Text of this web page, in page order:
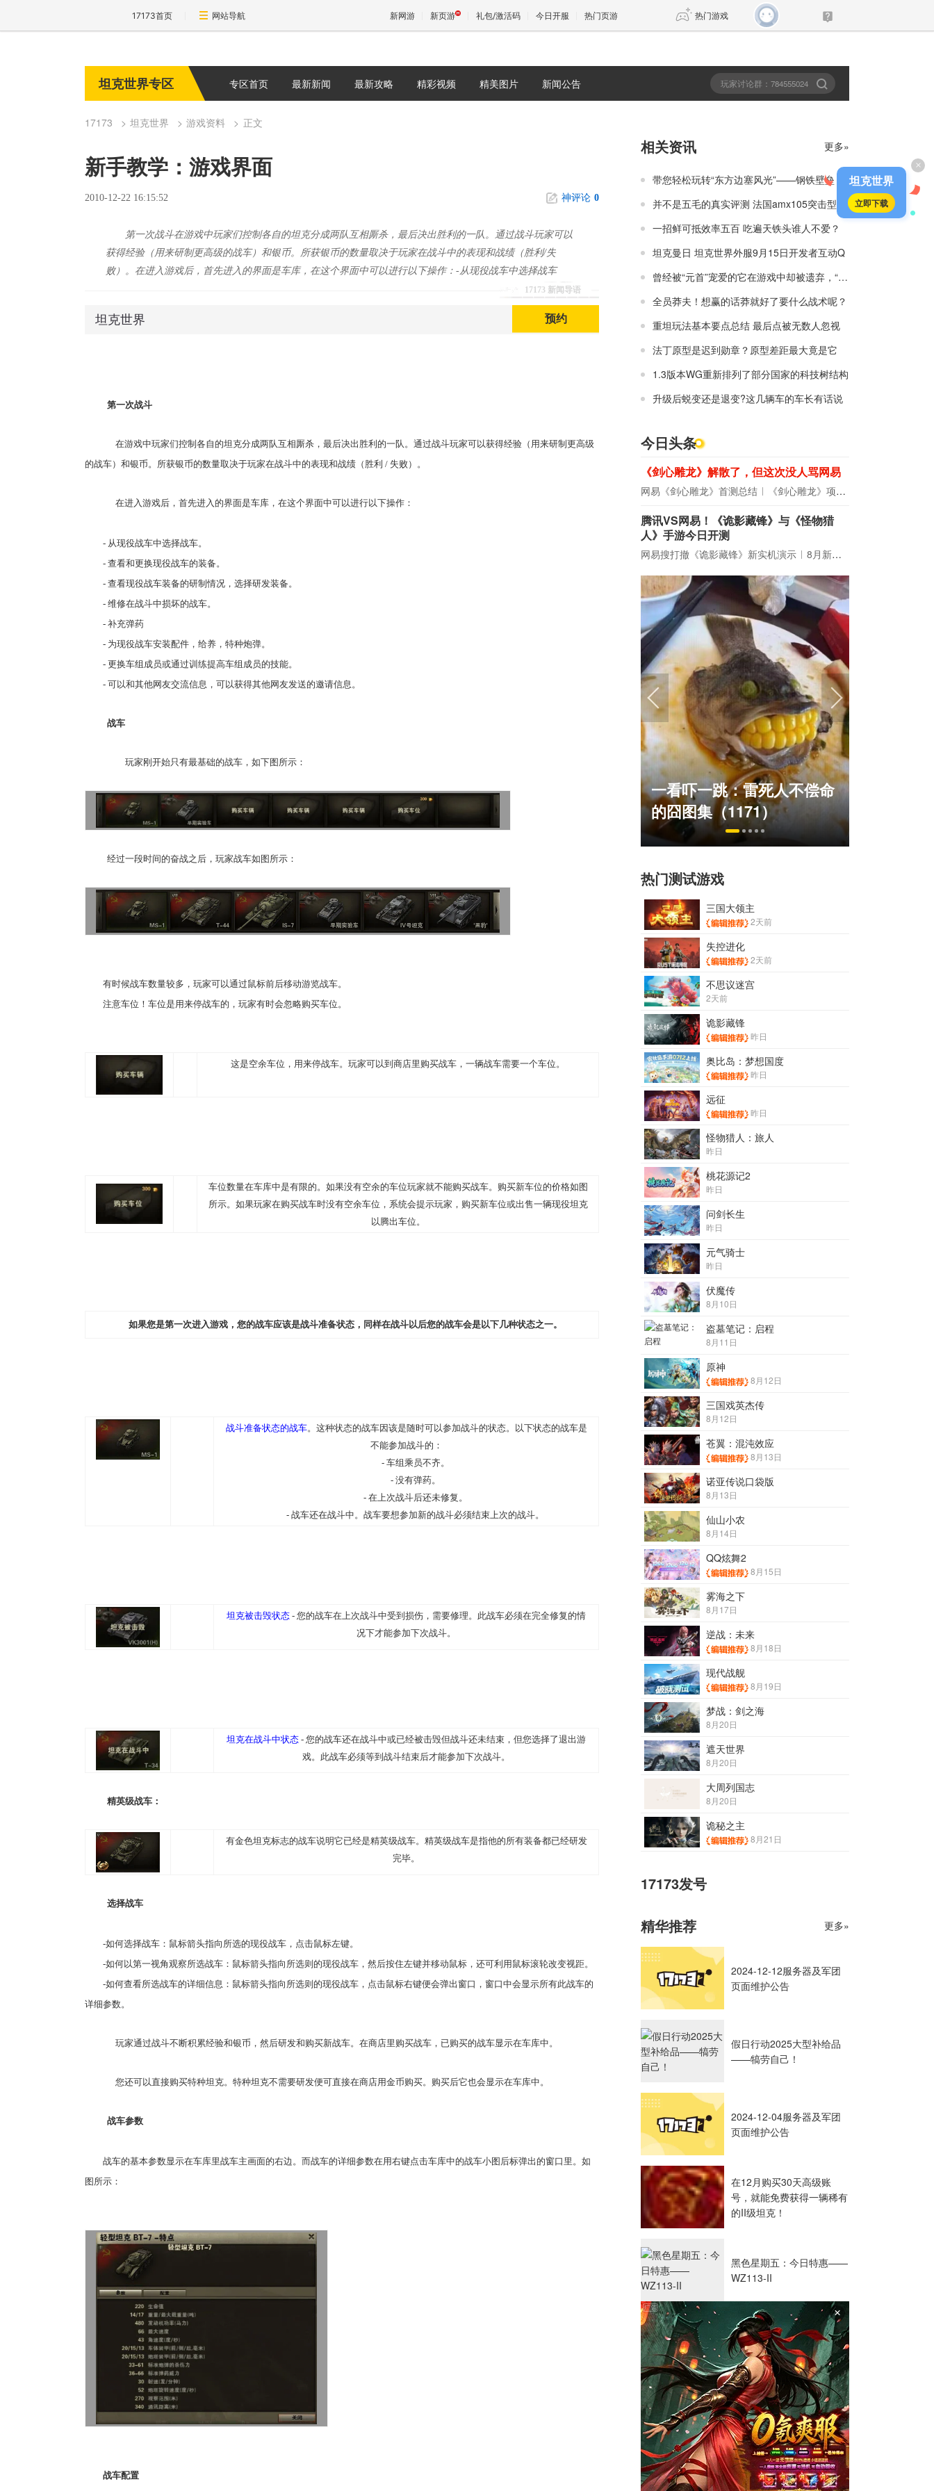
17173首页 网站导航 新网游 新页游 礼包/激活码 今日开服 热门页游 热门游戏
传奇4
坦克世界专区 专区首页 最新新闻 最新攻略 精彩视频 精美图片 新闻公告
17173 坦克世界 游戏资料 正文
新手教学：游戏界面
2010-12-22 16:15:52 神评论 0
17173 新闻导语
第一次战斗在游戏中玩家们控制各自的坦克分成两队互相厮杀，最后决出胜利的一队。通过战斗玩家可以
获得经验（用来研制更高级的战车）和银币。所获银币的数量取决于玩家在战斗中的表现和战绩（胜利/失
败）。在进入游戏后，首先进入的界面是车库，在这个界面中可以进行以下操作：-从现役战车中选择战车
坦克世界 预约
第一次战斗
在游戏中玩家们控制各自的坦克分成两队互相厮杀，最后决出胜利的一队。通过战斗玩家可以获得经验（用来研制更高级
的战车）和银币。所获银币的数量取决于玩家在战斗中的表现和战绩（胜利 / 失败）。
在进入游戏后，首先进入的界面是车库，在这个界面中可以进行以下操作：
- 从现役战车中选择战车。
- 查看和更换现役战车的装备。
- 查看现役战车装备的研制情况，选择研发装备。
- 维修在战斗中损坏的战车。
- 补充弹药
- 为现役战车安装配件，给养，特种炮弹。
- 更换车组成员或通过训练提高车组成员的技能。
- 可以和其他网友交流信息，可以获得其他网友发送的邀请信息。
战车
玩家刚开始只有最基础的战车，如下图所示：
经过一段时间的奋战之后，玩家战车如图所示：
有时候战车数量较多，玩家可以通过鼠标前后移动游览战车。
注意车位！车位是用来停战车的，玩家有时会忽略购买车位。
这是空余车位，用来停战车。玩家可以到商店里购买战车，一辆战车需要一个车位。
车位数量在车库中是有限的。如果没有空余的车位玩家就不能购买战车。购买新车位的价格如图
所示。如果玩家在购买战车时没有空余车位，系统会提示玩家，购买新车位或出售一辆现役坦克
以腾出车位。
如果您是第一次进入游戏，您的战车应该是战斗准备状态，同样在战斗以后您的战车会是以下几种状态之一。
战斗准备状态的战车。这种状态的战车因该是随时可以参加战斗的状态。以下状态的战车是
不能参加战斗的：
- 车组乘员不齐。
- 没有弹药。
- 在上次战斗后还未修复。
- 战车还在战斗中。战车要想参加新的战斗必须结束上次的战斗。
坦克被击毁状态 - 您的战车在上次战斗中受到损伤，需要修理。此战车必须在完全修复的情
况下才能参加下次战斗。
坦克在战斗中状态 - 您的战车还在战斗中或已经被击毁但战斗还未结束，但您选择了退出游
戏。此战车必须等到战斗结束后才能参加下次战斗。
精英级战车：
有金色坦克标志的战车说明它已经是精英级战车。精英级战车是指他的所有装备都已经研发
完毕。
选择战车
-如何选择战车：鼠标箭头指向所选的现役战车，点击鼠标左键。
-如何以第一视角观察所选战车：鼠标箭头指向所选则的现役战车，然后按住左键并移动鼠标，还可利用鼠标滚轮改变视距。
-如何查看所选战车的详细信息：鼠标箭头指向所选则的现役战车，点击鼠标右键便会弹出窗口，窗口中会显示所有此战车的
详细参数。
玩家通过战斗不断积累经验和银币，然后研发和购买新战车。在商店里购买战车，已购买的战车显示在车库中。
您还可以直接购买特种坦克。特种坦克不需要研发便可直接在商店用金币购买。购买后它也会显示在车库中。
战车参数
战车的基本参数显示在车库里战车主画面的右边。而战车的详细参数在用右键点击车库中的战车小图后标弹出的窗口里。如
图所示：
战车配置
相关资讯 更多»
带您轻松玩转“东方边塞风光”——钢铁壁垒！
并不是五毛的真实评测 法国amx105突击型
一招鲜可抵效率五百 吃遍天铁头谁人不爱？
坦克曼日 坦克世界外服9月15日开发者互动Q
曾经被“元首”宠爱的它在游戏中却被遗弃，“废铁南”or“南哥”？！
全员莽夫！想赢的话莽就好了要什么战术呢？
重坦玩法基本要点总结 最后点被无数人忽视
法丁原型是迟到勋章？原型差距最大竟是它
1.3版本WG重新排列了部分国家的科技树结构
升级后蜕变还是退变?这几辆车的车长有话说
今日头条
《剑心雕龙》解散了，但这次没人骂网易
网易《剑心雕龙》首测总结 《剑心雕龙》项目宣布解散
腾讯VS网易！《诡影藏锋》与《怪物猎
人》手游今日开测
网易搜打撤《诡影藏锋》新实机演示 8月新游前瞻：《诡秘之主》领衔
17周年庆典 争霸赛大区火
爆开启
一看吓一跳：雷死人不偿命
的囧图集（1171）
绅士日报：国游泳装皮涩度
拉爆了！大雷熟女上演蒙眼
play
热门测试游戏
三国大领主
2天前
失控进化
2天前
不思议迷宫
2天前
诡影藏锋
昨日
奥比岛：梦想国度
昨日
远征
昨日
怪物猎人：旅人
昨日
桃花源记2
昨日
问剑长生
昨日
元气骑士
昨日
伏魔传
8月10日
盗墓笔记：启程
8月11日
原神
8月12日
三国戏英杰传
8月12日
苍翼：混沌效应
8月13日
诺亚传说口袋版
8月13日
仙山小农
8月14日
QQ炫舞2
8月15日
雾海之下
8月17日
逆战：未来
8月18日
现代战舰
8月19日
梦战：剑之海
8月20日
遮天世界
8月20日
大周列国志
8月20日
诡秘之主
8月21日
17173发号
精华推荐 更多»
2024-12-12服务器及军团
页面维护公告
假日行动2025大型补给品
——犒劳自己！
2024-12-04服务器及军团
页面维护公告
在12月购买30天高级账
号，就能免费获得一辆稀有
的II级坦克！
黑色星期五：今日特惠——
WZ113-II
×
×
坦克世界
立即下载